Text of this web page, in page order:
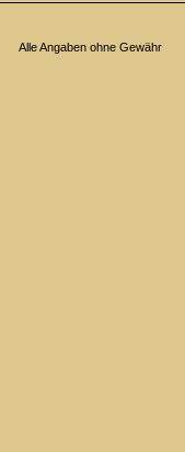
Alle Angaben ohne Gewähr